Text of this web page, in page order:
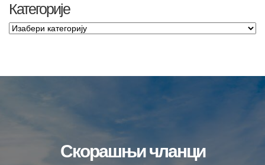
Категорије
Скорашњи чланци